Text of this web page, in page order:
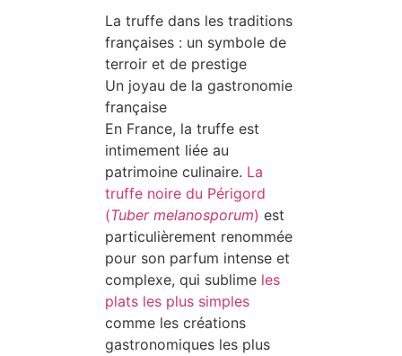
La truffe dans les traditions
françaises : un symbole de
terroir et de prestige
Un joyau de la gastronomie
française
En France, la truffe est
intimement liée au
patrimoine culinaire. La
truffe noire du Périgord
(Tuber melanosporum) est
particulièrement renommée
pour son parfum intense et
complexe, qui sublime les
plats les plus simples
comme les créations
gastronomiques les plus